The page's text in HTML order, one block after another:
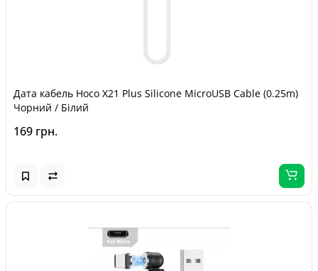
Дата кабель Hoco X21 Plus Silicone MicroUSB Cable (0.25m)
Чорний / Білий
169 грн.